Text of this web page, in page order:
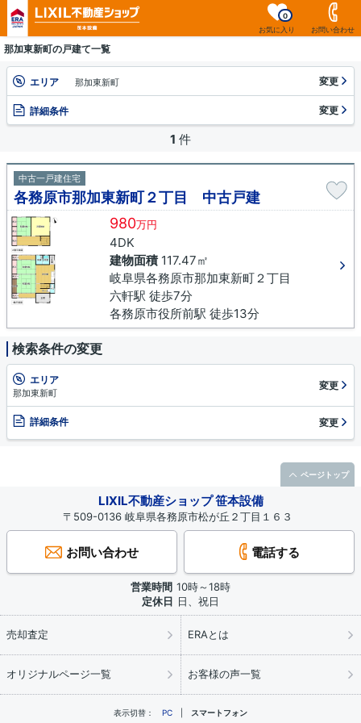
お気に入り
0
お問い合わせ
那加東新町の戸建て一覧
エリア 那加東新町 変更
詳細条件 変更
1 件
中古一戸建住宅
各務原市那加東新町２丁目 中古戸建
980万円
4DK
建物面積117.47㎡
岐阜県各務原市那加東新町２丁目
六軒駅 徒歩7分
各務原市役所前駅 徒歩13分
検索条件の変更
エリア
那加東新町
変更
詳細条件 変更
LIXIL不動産ショップ 笹本設備
〒509-0136 岐阜県各務原市松が丘２丁目１６３
お問い合わせ 電話する
営業時間 10時～18時
定休日 日、祝日
売却査定 ERAとは
オリジナルページ一覧 お客様の声一覧
表示切替： PC スマートフォン
ページトップ